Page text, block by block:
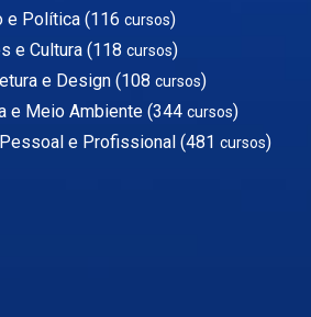
e Política (116 cursos)
e Cultura (118 cursos)
e Design (108 cursos)
e Meio Ambiente (344 cursos)
e Profissional (481 cursos)